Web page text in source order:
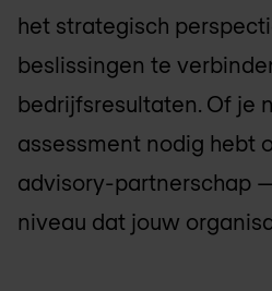
het strategisch
beslissingen te
bedrijfsresultaten. Of je
assessment nodig hebt
advisory-partnerschap
niveau dat jouw